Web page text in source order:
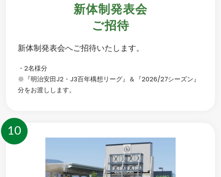
新体制発表会
ご招待
新体制発表会へご招待いたします。
・2名様分
※『明治安田J2・J3百年構想リーグ』＆『2026/27シーズン』
分をお渡しします。
10